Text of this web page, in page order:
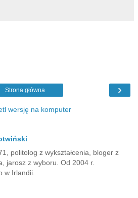
›
Strona główna
wersję na komputer
politolog z wykształcenia, bloger z
jarosz z wyboru. Od 2004 r.
w Irlandii.